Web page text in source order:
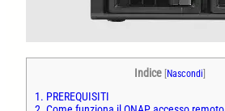
Indice [Nascondi]
1. PREREQUISITI